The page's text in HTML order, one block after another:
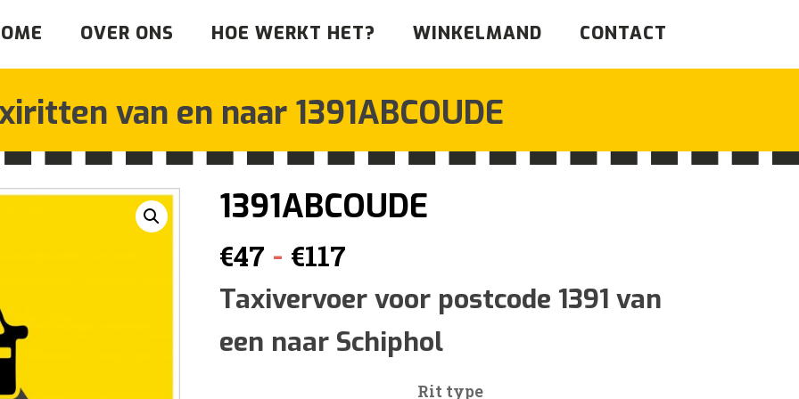
OVER ONS HOE WERKT HET? WINKELMAND CONTACT
van en naar 1391ABCOUDE
1391ABCOUDE
€47 - €117Prijsklasse:
€47
tot
Taxivervoer voor postcode 1391 van
een naar Schiphol
Rit type